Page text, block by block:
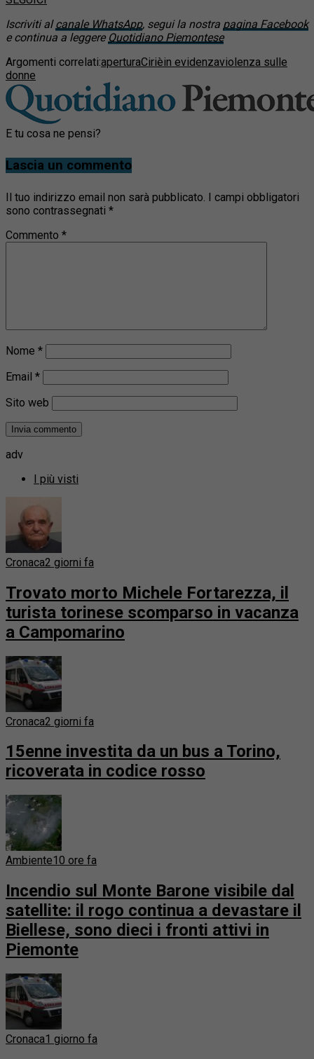
Iscriviti alcanale WhatsApp, segui la nostra pagina Facebook
e continua a leggere Quotidiano Piemontese
Argomenti correlati:aperturaCirièin evidenzaviolenza sulle
donne
E tu cosa ne pensi?
Lascia un commento
Il tuo indirizzo email non sarà pubblicato. I campi obbligatori
sono contrassegnati *
Commento *
Nome *
Email *
Sito web
adv
I più visti
Cronaca2 giorni fa
Trovato morto Michele Fortarezza, il
turista torinese scomparso in vacanza
a Campomarino
Cronaca2 giorni fa
15enne investita da un bus a Torino,
ricoverata in codice rosso
Ambiente10 ore fa
Incendio sul Monte Barone visibile dal
satellite: il rogo continua a devastare il
Biellese, sono dieci i fronti attivi in
Piemonte
Cronaca1 giorno fa